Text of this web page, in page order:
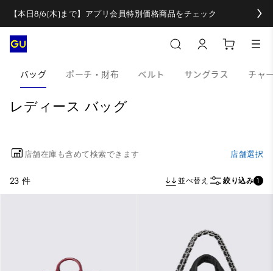
【本日8/6(木)まで】アプリ会員特別価格商品をチェック
バッグ ポーチ・財布 ベルト サングラス チャ
レディース バッグ
店舗在庫も含めて検索できます 店舗選択
23 件 並べ替え 絞り込み 1